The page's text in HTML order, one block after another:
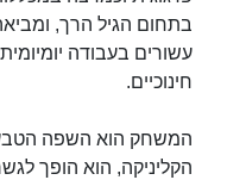
בתחום הגיל הרך,
עשורים בעבודה
חינוכיים.
המשחק הוא השפה
הקליניקה, הוא הופך